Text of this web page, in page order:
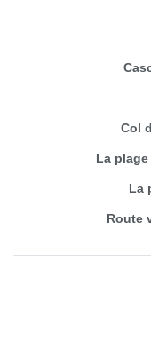
Col
La
La
Route